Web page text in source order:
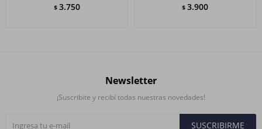
$ 3.750 $ 3.900
Newsletter
¡Suscribite y recibí todas nuestras novedades!
SUSCRIBIRME